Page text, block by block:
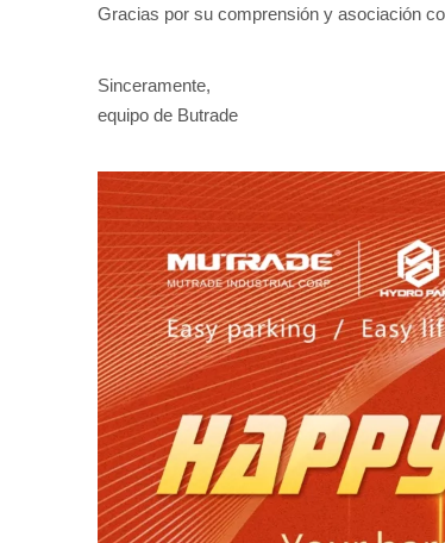
Gracias por su comprensión y asociación
Sinceramente,
equipo de Butrade